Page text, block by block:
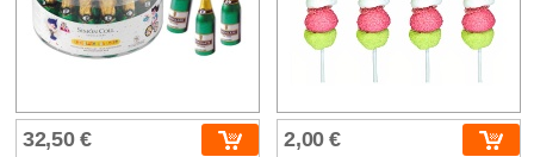
32,50 € 2,00 €